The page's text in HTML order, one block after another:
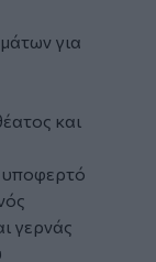
για
και
υποφερτό
γερνάς